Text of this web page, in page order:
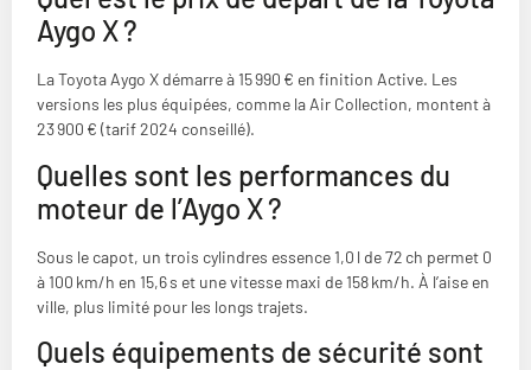
Aygo X ?
La Toyota Aygo X démarre à 15 990 € en finition Active. Les
versions les plus équipées, comme la Air Collection, montent à
23 900 € (tarif 2024 conseillé).
Quelles sont les performances du
moteur de l’Aygo X ?
Sous le capot, un trois cylindres essence 1,0 l de 72 ch permet 0
à 100 km/h en 15,6 s et une vitesse maxi de 158 km/h. À l’aise en
ville, plus limité pour les longs trajets.
Quels équipements de sécurité sont